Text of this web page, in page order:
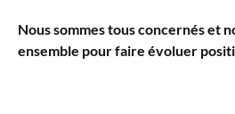
Nous sommes tous concernés et
ensemble pour faire évoluer